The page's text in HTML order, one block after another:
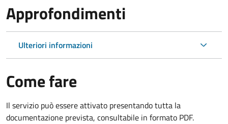
Approfondimenti
Ulteriori informazioni
Come fare
Il servizio può essere attivato presentando tutta la
documentazione prevista, consultabile in formato PDF.